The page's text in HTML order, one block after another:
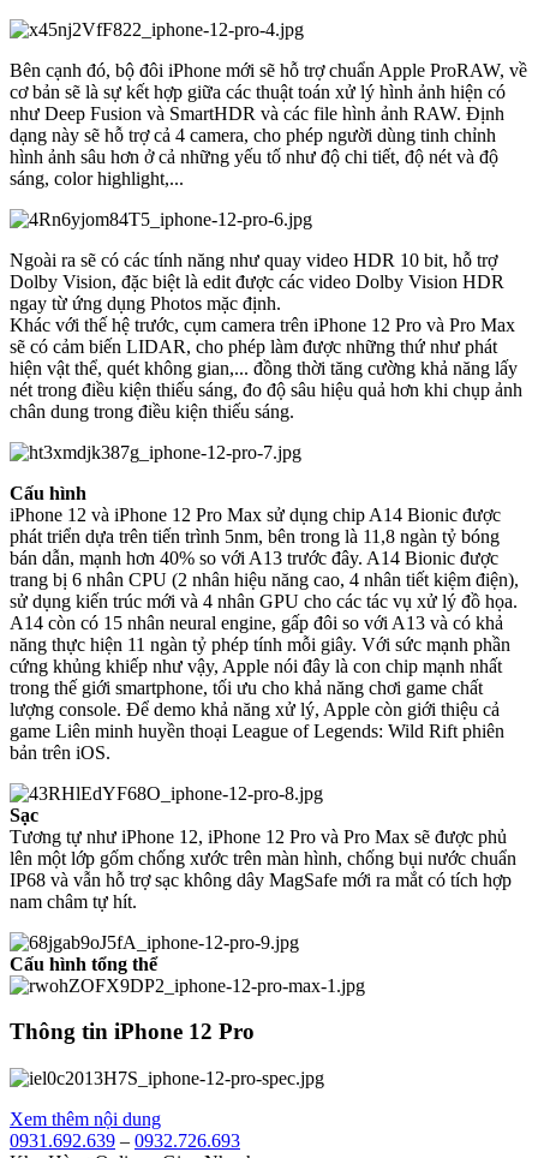
Bên cạnh đó, bộ đôi iPhone mới sẽ hỗ trợ chuẩn Apple ProRAW, về
cơ bản sẽ là sự kết hợp giữa các thuật toán xử lý hình ảnh hiện có
như Deep Fusion và SmartHDR và các file hình ảnh RAW. Định
dạng này sẽ hỗ trợ cả 4 camera, cho phép người dùng tinh chỉnh
hình ảnh sâu hơn ở cả những yếu tố như độ chi tiết, độ nét và độ
sáng, color highlight,...
Ngoài ra sẽ có các tính năng như quay video HDR 10 bit, hỗ trợ
Dolby Vision, đặc biệt là edit được các video Dolby Vision HDR
ngay từ ứng dụng Photos mặc định.
Khác với thế hệ trước, cụm camera trên iPhone 12 Pro và Pro Max
sẽ có cảm biến LIDAR, cho phép làm được những thứ như phát
hiện vật thể, quét không gian,... đồng thời tăng cường khả năng lấy
nét trong điều kiện thiếu sáng, đo độ sâu hiệu quả hơn khi chụp ảnh
chân dung trong điều kiện thiếu sáng.
Cấu hình
iPhone 12 và iPhone 12 Pro Max sử dụng chip A14 Bionic được
phát triển dựa trên tiến trình 5nm, bên trong là 11,8 ngàn tỷ bóng
bán dẫn, mạnh hơn 40% so với A13 trước đây. A14 Bionic được
trang bị 6 nhân CPU (2 nhân hiệu năng cao, 4 nhân tiết kiệm điện),
sử dụng kiến trúc mới và 4 nhân GPU cho các tác vụ xử lý đồ họa.
A14 còn có 15 nhân neural engine, gấp đôi so với A13 và có khả
năng thực hiện 11 ngàn tỷ phép tính mỗi giây. Với sức mạnh phần
cứng khủng khiếp như vậy, Apple nói đây là con chip mạnh nhất
trong thế giới smartphone, tối ưu cho khả năng chơi game chất
lượng console. Để demo khả năng xử lý, Apple còn giới thiệu cả
game Liên minh huyền thoại League of Legends: Wild Rift phiên
bản trên iOS.
Sạc
Tương tự như iPhone 12, iPhone 12 Pro và Pro Max sẽ được phủ
lên một lớp gốm chống xước trên màn hình, chống bụi nước chuẩn
IP68 và vẫn hỗ trợ sạc không dây MagSafe mới ra mắt có tích hợp
nam châm tự hít.
Cấu hình tổng thể
Thông tin iPhone 12 Pro
Xem thêm nội dung
0931.692.639 – 0932.726.693